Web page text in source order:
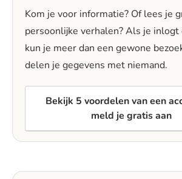
Kom je voor informatie? Of lees je
persoonlijke verhalen? Als je
kun je meer dan een gewone
delen je gegevens met niemand.
Bekijk 5 voordelen van een
meld je gratis aan